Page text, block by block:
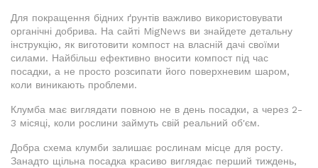
Для покращення бідних ґрунтів важливо використовувати
органічні добрива. На сайті MigNews ви знайдете детальну
інструкцію, як виготовити компост на власній дачі своїми
силами. Найбільш ефективно вносити компост під час
посадки, а не просто розсипати його поверхневим шаром,
коли виникають проблеми.
Клумба має виглядати повною не в день посадки, а через 2-
3 місяці, коли рослини займуть свій реальний об'єм.
Добра схема клумби залишає рослинам місце для росту.
Занадто щільна посадка красиво виглядає перший тиждень,